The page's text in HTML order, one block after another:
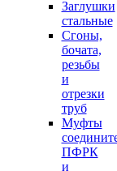
Заглушки
стальные
Сгоны,
бочата,
резьбы
и
отрезки
труб
Муфты
ПФРК
и